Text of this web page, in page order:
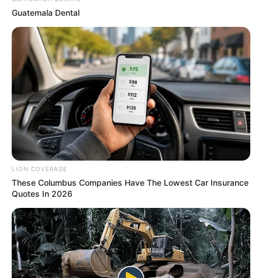
เนื้อหาที่ได้รับการโปรโมต
Enter A World Of Weirdness: 8 Horror Movies Where
Nobody Dies
BRAINBERRIES
These 6 Movies Were So Bad That They Became
Instant Classics
BRAINBERRIES
Guatemala Dental
LION COVERAGE
These Columbus Companies Have The Lowest Car Insurance
Quotes In 2026